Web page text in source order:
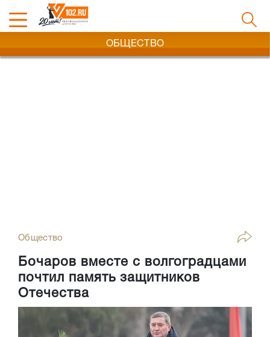
ОБЩЕСТВО
Общество
Бочаров вместе с волгоградцами
почтил память защитников
Отечества